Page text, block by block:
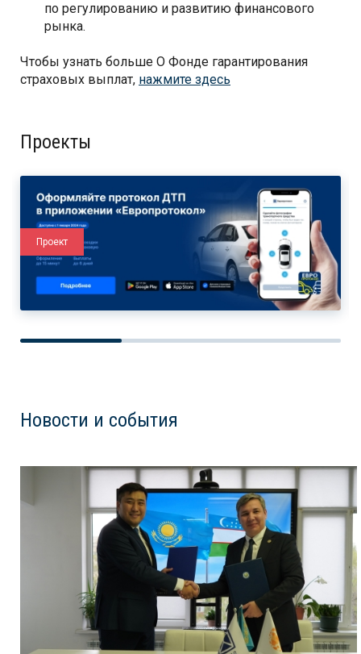
по регулированию и развитию финансового
рынка.
Чтобы узнать больше О Фонде гарантирования
страховых выплат, нажмите здесь
Проекты
Проект
Новости и события